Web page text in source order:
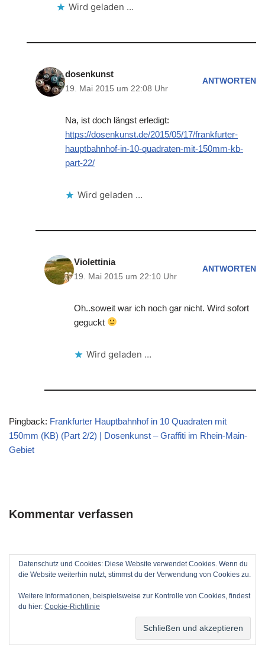
Wird geladen …
dosenkunst
19. Mai 2015 um 22:08 Uhr
ANTWORTEN
Na, ist doch längst erledigt:
https://dosenkunst.de/2015/05/17/frankfurter-
hauptbahnhof-in-10-quadraten-mit-150mm-kb-
part-22/
Wird geladen …
Violettinia
19. Mai 2015 um 22:10 Uhr
ANTWORTEN
Oh..soweit war ich noch gar nicht. Wird sofort
geguckt
Wird geladen …
Pingback: Frankfurter Hauptbahnhof in 10 Quadraten mit
150mm (KB) (Part 2/2) | Dosenkunst – Graffiti im Rhein-Main-
Gebiet
Kommentar verfassen
Datenschutz und Cookies: Diese Website verwendet Cookies. Wenn du
die Website weiterhin nutzt, stimmst du der Verwendung von Cookies zu.
Weitere Informationen, beispielsweise zur Kontrolle von Cookies, findest
du hier: Cookie-Richtlinie